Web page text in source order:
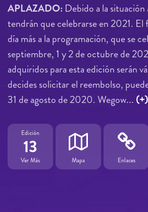
APLAZADO: Debido a la situación
tendrán que celebrarse en 2021. El
día más a la programación, que se
septiembre, 1 y 2 de octubre de
adquiridos para esta edición serán
decides solicitar el reembolso,
31 de agosto de 2020. Wegow... (+)
Edición
13
Ver Más Mapa Enlaces